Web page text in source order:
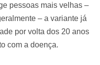
pessoas mais velhas –
– a variante já
por volta dos 20 anos
com a doença.